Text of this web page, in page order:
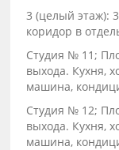
3 (целый этаж):
коридор в
Студия № 11;
выхода. Кухня,
машина,
Студия № 12;
выхода. Кухня,
машина,